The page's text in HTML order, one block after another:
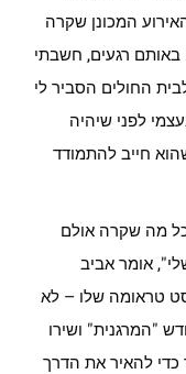
המכונן שקרה
רגעים, חשבתי
החולים הסביר לי
לפני שיהיה
חייב להתמודד
מה שקרה אולם
אומר אביב
שלו – לא
ושירו
להאיר את הדרך